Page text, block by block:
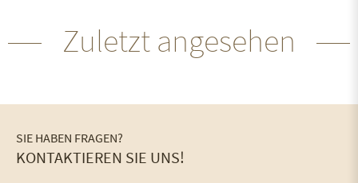
Zuletzt angesehen
SIE HABEN FRAGEN?
KONTAKTIEREN SIE UNS!